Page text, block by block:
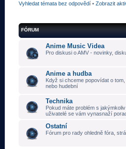
Vyhledat témata bez odpovědí • Zobrazit
FÓRUM
Anime Music Videa
Pro diskusi o AMV - novinky,
Anime a hudba
Když si chceme popovídat o
nebo hudební
Technika
Pokud máte problém s
uživatelé se vám vynasnaží
Ostatní
Fórum pro rady ohledně fóra,